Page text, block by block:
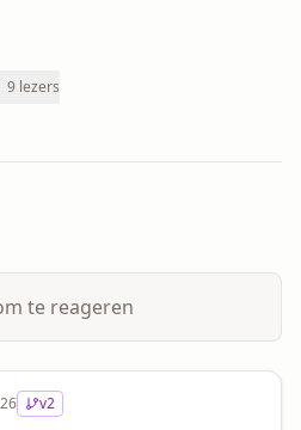
9 lezers
te reageren
v2